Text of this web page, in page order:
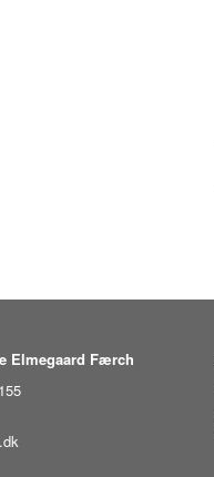
Elmegaard Færch